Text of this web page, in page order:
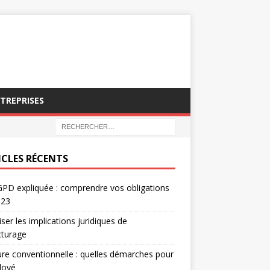
RÉCENTS
expliquée : comprendre vos obligations
les implications juridiques de
conventionnelle : quelles démarches pour